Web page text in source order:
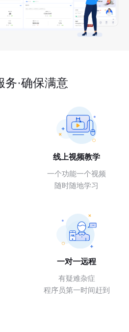
务·确保满意
线上视频教学
一个功能一个视频
随时随地学习
一对一远程
有疑难杂症
程序员第一时间赶到